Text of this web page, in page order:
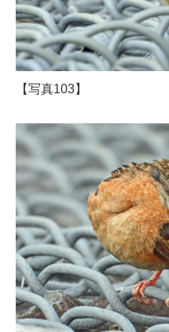
【写真103】